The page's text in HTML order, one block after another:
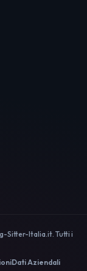
Sitter-Italia.it. Tutti i
Dati Aziendali